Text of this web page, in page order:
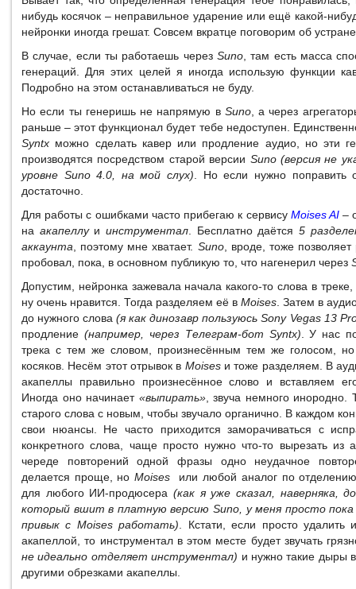
нибудь косячок – неправильное ударение или ещё какой-
нейронки иногда грешат. Совсем вкратце поговорим об
В случае, если ты работаешь через Suno, там есть масса
генераций. Для этих целей я иногда использую функции
Подробно на этом останавливаться не буду.
Но если ты генеришь не напрямую в Suno, а через
раньше – этот функционал будет тебе недоступен.
Syntx можно сделать кавер или продление аудио, но эти
производятся посредством старой версии Suno (версия не
уровне Suno 4.0, на мой слух). Но если нужно поправить
достаточно.
Для работы с ошибками часто прибегаю к сервису Moises AI–
на акапеллуиинструментал. Бесплатно даётся5
аккаунта, поэтому мне хватает. Suno, вроде, тоже
пробовал, пока, в основном публикую то, что нагенерил через
Допустим, нейронка зажевала начала какого-то слова в
ну очень нравится. Тогда разделяем её в Moises. Затем в
до нужного слова(я как динозавр пользуюсь Sony Vegas 13
продление (например, через Телеграм-бот Syntx). У нас
трека с тем же словом, произнесённым тем же голосом,
косяков. Несём этот отрывок в Moisesи тоже разделяем. В
акапеллы правильно произнесённое слово и вставляем
Иногда оно начинает «выпирать», звуча немного инородно.
старого слова с новым, чтобы звучало органично. В каждом
свои нюансы. Не часто приходится заморачиваться с
конкретного слова, чаще просто нужно что-то вырезать из
череде повторений одной фразы одно неудачное
делается проще, ноMoises или любой аналог по
для любого ИИ-продюсера (как я уже сказал, наверняка,
который вшит в платную версию Suno, у меня просто пока
привык с Moises работать). Кстати, если просто удалить
акапеллой, то инструментал в этом месте будет звучать
не идеально отделяет инструментал) и нужно такие дыры
другими обрезками акапеллы.